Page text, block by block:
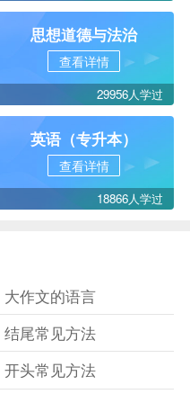
思想道德与法治
查看详情
29956人学过
英语（专升本）
查看详情
18866人学过
作文的语言
尾常见方法
头常见方法